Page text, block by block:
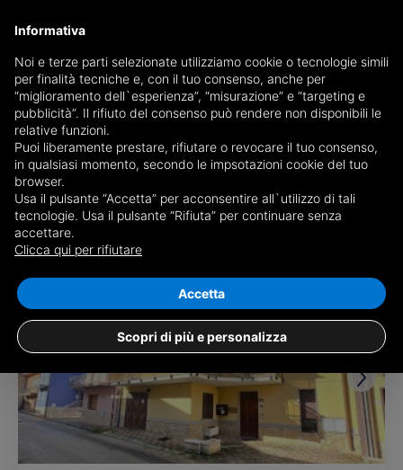
Receive a copy of the newspaper by mail
Choose newspaper
3 results for
Volturara Irpina
Informativa
Noi e terze parti selezionate utilizziamo cookie o tecnologie simili
per finalità tecniche e, con il tuo consenso, anche per
“miglioramento dell`esperienza”, “misurazione” e “targeting e
pubblicità”. Il rifiuto del consenso può rendere non disponibili le
relative funzioni.
Puoi liberamente prestare, rifiutare o revocare il tuo consenso,
in qualsiasi momento, secondo le impsotazioni cookie del tuo
browser.
Usa il pulsante “Accetta” per acconsentire all`utilizzo di tali
tecnologie. Usa il pulsante “Rifiuta” per continuare senza
accettare.
Clicca qui per rifiutare
Scopri di più e personalizza
Accetta